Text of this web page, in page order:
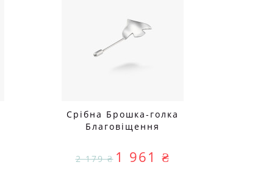
Срібна Брошка-голка
Благовіщення
2 179 ₴ 1 961 ₴